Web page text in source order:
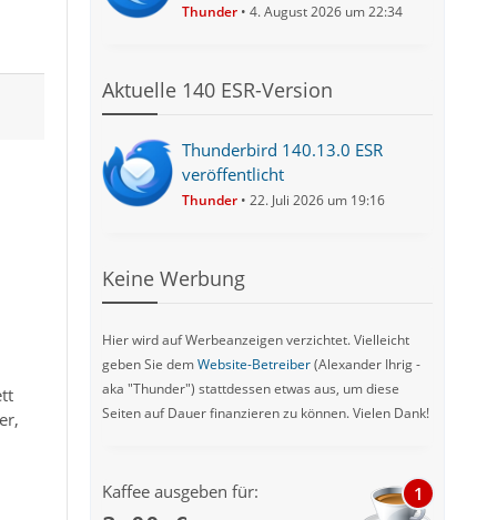
Thunder 4. August 2026 um 22:34
Aktuelle 140 ESR-Version
Thunderbird 140.13.0 ESR
veröffentlicht
Thunder 22. Juli 2026 um 19:16
Keine Werbung
Hier wird auf Werbeanzeigen verzichtet. Vielleicht
geben Sie demWebsite-Betreiber(Alexander Ihrig -
aka "Thunder") stattdessen etwas aus, um diese
Seiten auf Dauer finanzieren zu können. Vielen Dank!
Kaffee ausgeben für: 1